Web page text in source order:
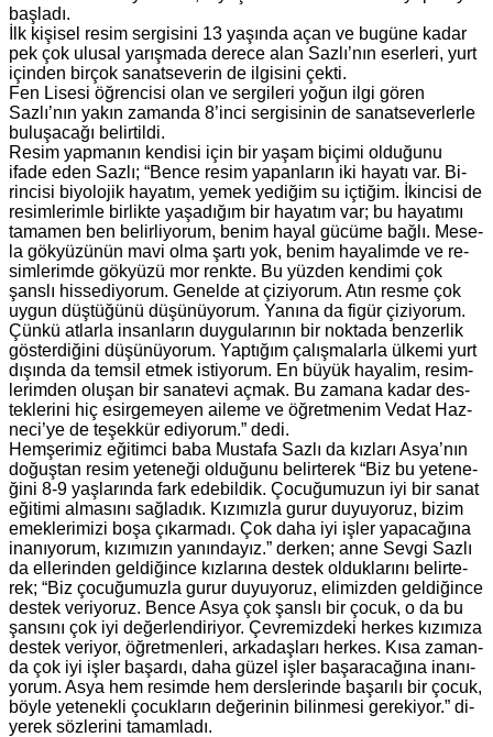
baş­la­dı.
İlk ki­şi­sel resim ser­gi­si­ni 13 ya­şın­da açan ve bu­gü­ne kadar
pek çok ulu­sal ya­rış­ma­da de­re­ce alan Sazlı’nın eser­le­ri, yurt
için­den bir­çok sa­nat­se­ve­rin de il­gi­si­ni çekti.
Fen Li­se­si öğ­ren­ci­si olan ve ser­gi­le­ri yoğun ilgi gören
Sazlı’nın yakın za­man­da 8’inci ser­gi­si­nin de sa­nat­se­ver­ler­le
bu­lu­şa­ca­ğı be­lir­til­di.
Resim yap­ma­nın ken­di­si için bir yaşam bi­çi­mi ol­du­ğu­nu
ifade eden Sazlı; “Bence resim ya­pan­la­rın iki ha­ya­tı var. Bi­
rin­ci­si bi­yo­lo­jik ha­ya­tım, yemek ye­di­ğim su iç­ti­ğim. İkin­ci­si de
re­sim­le­rim­le bir­lik­te ya­şa­dı­ğım bir ha­ya­tım var; bu ha­ya­tı­mı
ta­ma­men ben be­lir­li­yo­rum, benim hayal gü­cü­me bağlı. Me­se­
la gök­yü­zü­nün mavi olma şartı yok, benim ha­ya­lim­de ve re­
sim­le­rim­de gök­yü­zü mor renk­te. Bu yüz­den ken­di­mi çok
şans­lı his­se­di­yo­rum. Ge­nel­de at çi­zi­yo­rum. Atın resme çok
uygun düş­tü­ğü­nü dü­şü­nü­yo­rum. Ya­nı­na da figür çi­zi­yo­rum.
Çünkü at­lar­la in­san­la­rın duy­gu­la­rı­nın bir nok­ta­da ben­zer­lik
gös­ter­di­ği­ni dü­şü­nü­yo­rum. Yap­tı­ğım ça­lış­ma­lar­la ül­ke­mi yurt
dı­şın­da da tem­sil etmek is­ti­yo­rum. En büyük ha­ya­lim, re­sim­
le­rim­den olu­şan bir sa­na­te­vi açmak. Bu za­ma­na kadar des­
tek­le­ri­ni hiç esir­ge­me­yen aile­me ve öğ­ret­me­nim Vedat Haz­
ne­ci’ye de te­şek­kür edi­yo­rum.” dedi.
Hem­şe­ri­miz eği­tim­ci baba Mus­ta­fa Sazlı da kız­la­rı Asya’nın
do­ğuş­tan resim ye­te­ne­ği ol­du­ğu­nu be­lir­te­rek “Biz bu ye­te­ne­
ği­ni 8-9 yaş­la­rın­da fark ede­bil­dik. Ço­cu­ğu­mu­zun iyi bir sanat
eği­ti­mi al­ma­sı­nı sağ­la­dık. Kı­zı­mız­la gurur du­yu­yo­ruz, bizim
emek­le­ri­mi­zi boşa çı­kar­ma­dı. Çok daha iyi işler ya­pa­ca­ğı­na
ina­nı­yo­rum, kı­zı­mı­zın ya­nın­da­yız.” der­ken; anne Sevgi Sazlı
da el­le­rin­den gel­di­ğin­ce kız­la­rı­na des­tek ol­duk­la­rı­nı be­lir­te­
rek; “Biz ço­cu­ğu­muz­la gurur du­yu­yo­ruz, eli­miz­den gel­di­ğin­ce
des­tek ve­ri­yo­ruz. Bence Asya çok şans­lı bir çocuk, o da bu
şan­sı­nı çok iyi de­ğer­len­di­ri­yor. Çev­re­miz­de­ki her­kes kı­zı­mı­za
des­tek ve­ri­yor, öğ­ret­men­le­ri, ar­ka­daş­la­rı her­kes. Kısa za­man­
da çok iyi işler ba­şar­dı, daha güzel işler ba­şa­ra­ca­ğı­na ina­nı­
yo­rum. Asya hem re­sim­de hem ders­le­rin­de ba­şa­rı­lı bir çocuk,
böyle ye­te­nek­li ço­cuk­la­rın de­ğe­ri­nin bi­lin­me­si ge­re­ki­yor.” di­
ye­rek söz­le­ri­ni ta­mam­la­dı.